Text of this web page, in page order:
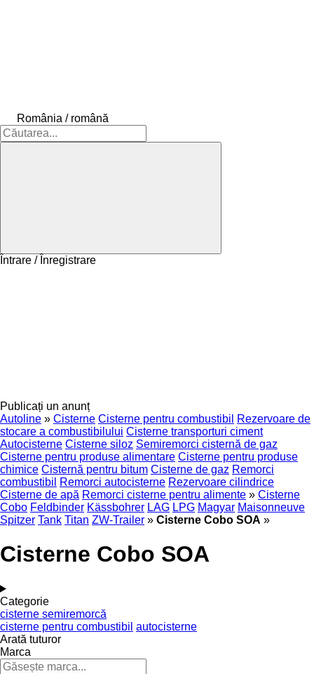
România / română
Întrare / Înregistrare
Publicați un anunț
Autoline » Cisterne Cisterne pentru combustibil
Rezervoare de
stocare a combustibilului Cisterne transporturi ciment
Autocisterne Cisterne siloz Semiremorci cisternă de gaz
Cisterne pentru produse alimentare Cisterne pentru produse
chimice Cisternă pentru bitum Cisterne de gaz Remorci
combustibil
Remorci autocisterne Rezervoare cilindrice
Cisterne de apă Remorci cisterne pentru alimente » Cisterne
Cobo Feldbinder Kässbohrer LAG LPG Magyar Maisonneuve
Spitzer Tank Titan ZW-Trailer » Cisterne Cobo SOA »
Cisterne Cobo SOA
Categorie
cisterne semiremorcă
cisterne pentru combustibil autocisterne
Arată tuturor
Marca